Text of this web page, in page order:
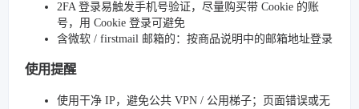
2FA 登录易触发手机号验证，尽量购买带 Cookie 的账
号，用 Cookie 登录可避免
含微软 / firstmail 邮箱的：按商品说明中的邮箱地址登录
使用提醒
使用干净 IP，避免公共 VPN / 公用梯子；页面错误或无